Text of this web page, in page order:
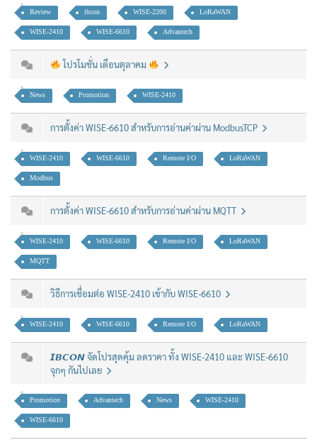
Review ibcon WISE-2200 LoRaWAN
WISE-2410 WISE-6610 Advantech
โปรโมชั่น เดือนตุลาคม
News Promotion WISE-2410
การตั้งค่า WISE-6610 สำหรับการอ่านค่าผ่าน ModbusTCP
WISE-2410 WISE-6610 Remote I/O LoRaWAN
Modbus
การตั้งค่า WISE-6610 สำหรับการอ่านค่าผ่าน MQTT
WISE-2410 WISE-6610 Remote I/O LoRaWAN
MQTT
วิธีการเชื่อมต่อ WISE-2410 เข้ากับ WISE-6610
WISE-2410 WISE-6610 Remote I/O LoRaWAN
𝙄𝘽𝘾𝙊𝙉 จัดโปรสุดคุ้ม ลดราคา ทั้ง WISE-2410 และ WISE-6610
จุกๆ กันไปเลย
Promotion Advantech News WISE-2410
WISE-6610